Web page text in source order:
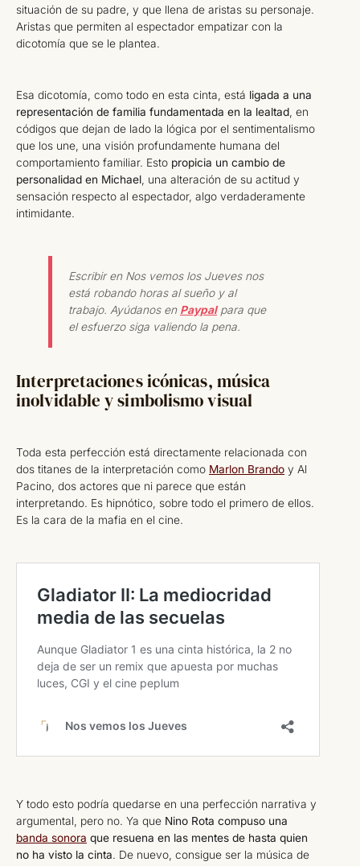
situación de su padre, y que llena de aristas su personaje.
Aristas que permiten al espectador empatizar con la
dicotomía que se le plantea.
Esa dicotomía, como todo en esta cinta, está ligada a una
representación de familia fundamentada en la lealtad , en
códigos que dejan de lado la lógica por el sentimentalismo
que los une, una visión profundamente humana del
comportamiento familiar. Esto propicia un cambio de
personalidad en Michael , una alteración de su actitud y
sensación respecto al espectador, algo verdaderamente
intimidante.
Escribir en Nos vemos los Jueves nos
está robando horas al sueño y al
trabajo. Ayúdanos en Paypalpara que
el esfuerzo siga valiendo la pena.
Interpretaciones icónicas, música
inolvidable y simbolismo visual
Toda esta perfección está directamente relacionada con
dos titanes de la interpretación como Marlon Brando y Al
Pacino, dos actores que ni parece que están
interpretando. Es hipnótico, sobre todo el primero de ellos.
Es la cara de la mafia en el cine.
Y todo esto podría quedarse en una perfección narrativa y
argumental, pero no. Ya que Nino Rota compuso una
banda sonora que resuena en las mentes de hasta quien
no ha visto la cinta. De nuevo, consigue ser la música de